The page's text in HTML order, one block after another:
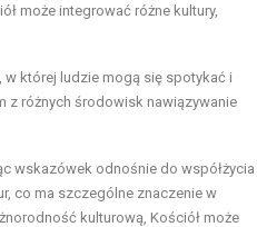
może integrować różne kultury,
w której ludzie mogą się spotykać i
z różnych środowisk nawiązywanie
wskazówek odnośnie do współżycia
co ma szczególne znaczenie w
kulturową, Kościół może